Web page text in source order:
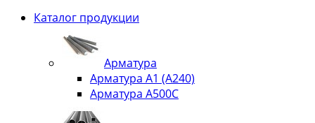
Каталог продукции
Арматура
Арматура А1 (А240)
Арматура А500С